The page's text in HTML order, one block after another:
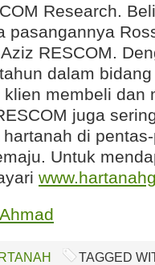
Research.
pasangannya
RESCOM.
dalam
membeli dan
juga
di
Untuk
TAGGED